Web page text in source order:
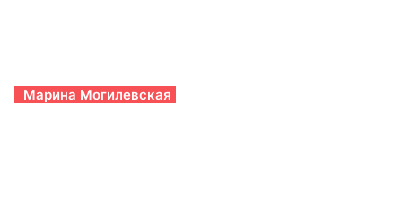
Марина Могилевская